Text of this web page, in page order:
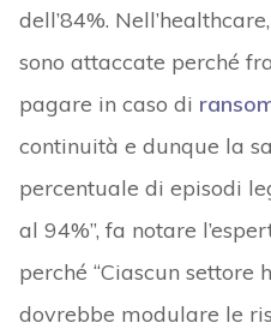
dell’84%.
sono attaccate perché
pagare in caso di
continuità e dunque la
percentuale di episodi
al 94%”, fa notare
perché “Ciascun settore
dovrebbe modulare le